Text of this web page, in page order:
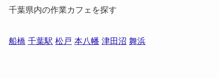
千葉県内の作業カフェを探す
船橋 千葉駅 松戸 本八幡 津田沼 舞浜